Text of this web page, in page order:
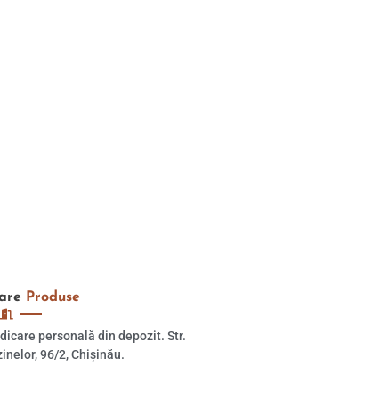
Produse
personală din depozit. Str.
96/2, Chișinău.